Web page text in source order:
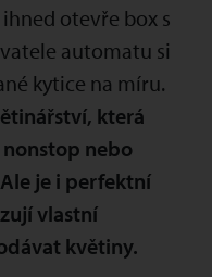
otevře box s
automatu si
kytice na míru.
která
nebo
je i perfektní
vlastní
květiny.